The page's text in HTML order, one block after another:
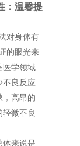
：温馨提
对身体有
的眼光来
医学领域
不良反应
，高昂的
轻微不良
体来说是